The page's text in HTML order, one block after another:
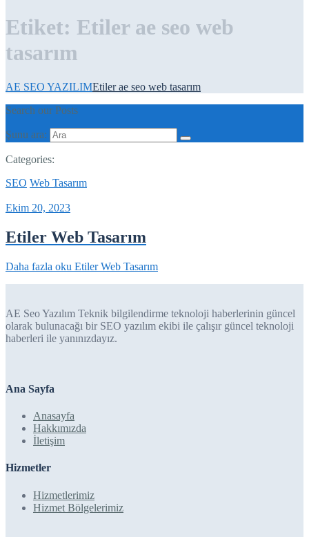
Etiket: Etiler ae seo web
tasarım
AE SEO YAZILIMEtiler ae seo web tasarım
Search our Posts
Şunu ara:
Categories:
SEO Web Tasarım
Ekim 20, 2023
Etiler Web Tasarım
Daha fazla oku Etiler Web Tasarım
AE Seo Yazılım Teknik bilgilendirme teknoloji haberlerinin güncel
olarak bulunacağı bir SEO yazılım ekibi ile çalışır güncel teknoloji
haberleri ile yanınızdayız.
Ana Sayfa
Anasayfa
Hakkımızda
İletişim
Hizmetler
Hizmetlerimiz
Hizmet Bölgelerimiz